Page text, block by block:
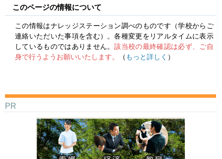
このページの情報について
この情報はナレッジステーション調べのものです（学校からご
連絡いただいた事項を含む）。各種変更をリアルタイムに表示
しているものではありません。該当校の最終確認は必ず、ご自
身で行うようお願いいたします。
（ もっと詳しく ）
PR